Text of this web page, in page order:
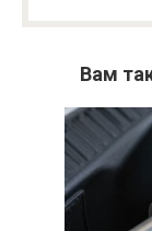
Вам